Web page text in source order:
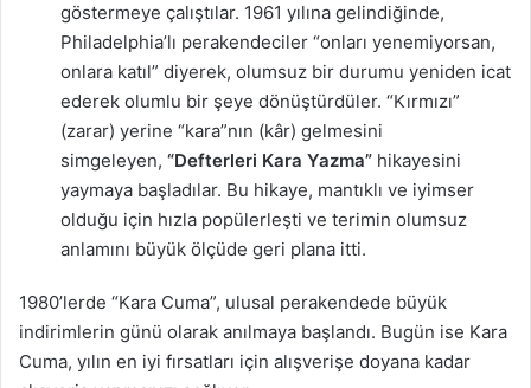
göstermeye çalıştılar. 1961 yılına gelindiğinde,
Philadelphia’lı perakendeciler “onları yenemiyorsan,
onlara katıl” diyerek, olumsuz bir durumu yeniden icat
ederek olumlu bir şeye dönüştürdüler. “Kırmızı”
(zarar) yerine “kara”nın (kâr) gelmesini
simgeleyen, “Defterleri Kara Yazma” hikayesini
yaymaya başladılar. Bu hikaye, mantıklı ve iyimser
olduğu için hızla popülerleşti ve terimin olumsuz
anlamını büyük ölçüde geri plana itti.
1980’lerde “Kara Cuma”, ulusal perakendede büyük
indirimlerin günü olarak anılmaya başlandı. Bugün ise Kara
Cuma, yılın en iyi fırsatları için alışverişe doyana kadar